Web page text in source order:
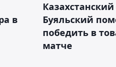
в
Буяльский
победить в
матче